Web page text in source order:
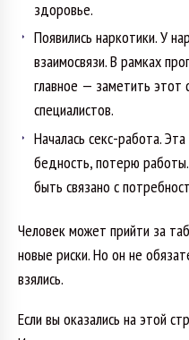
здоровье.
Появились наркотики. У
взаимосвязи. В рамках
главное — заметить этот
специалистов.
Началась секс-работа.
бедность, потерю
быть связано с
Человек может прийти за
новые риски. Но он не
взялись.
Если вы оказались на этой